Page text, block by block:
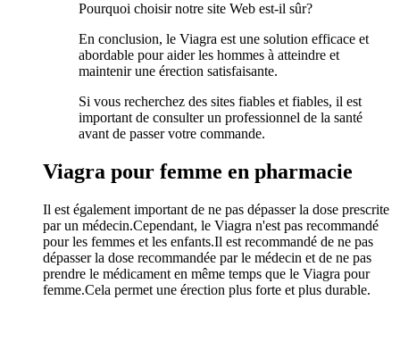
Pourquoi choisir notre site Web est-il sûr?
En conclusion, le Viagra est une solution efficace et
abordable pour aider les hommes à atteindre et
maintenir une érection satisfaisante.
Si vous recherchez des sites fiables et fiables, il est
important de consulter un professionnel de la santé
avant de passer votre commande.
Viagra pour femme en pharmacie
Il est également important de ne pas dépasser la dose prescrite
par un médecin.Cependant, le Viagra n'est pas recommandé
pour les femmes et les enfants.Il est recommandé de ne pas
dépasser la dose recommandée par le médecin et de ne pas
prendre le médicament en même temps que le Viagra pour
femme.Cela permet une érection plus forte et plus durable.